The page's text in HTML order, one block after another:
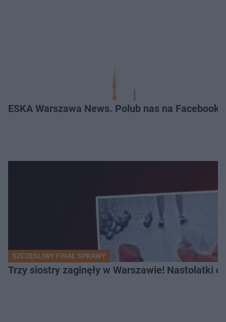
ESKA Warszawa News. Polub nas na
SZCZĘŚLIWY FINAŁ SPRAWY
Trzy siostry zaginęły w Warszawie! Nastolatki